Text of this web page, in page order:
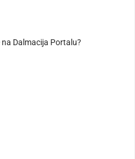
Dalmacija Portalu?